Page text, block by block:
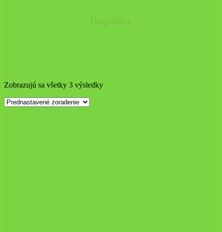
Zobrazujú sa všetky 3 výsledky